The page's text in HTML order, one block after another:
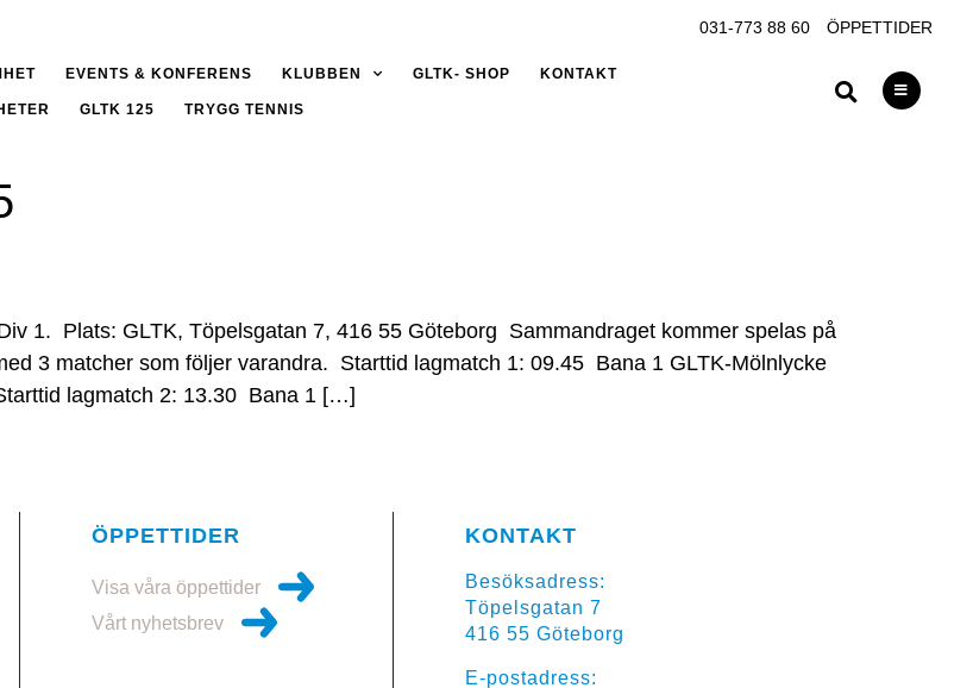
031-773 88 60 ÖPPETTIDER
EVENTS & KONFERENS KLUBBEN GLTK- SHOP KONTAKT
GLTK 125 TRYGG TENNIS
1. Plats: GLTK, Töpelsgatan 7, 416 55 Göteborg Sammandraget kommer spelas på
3 matcher som följer varandra. Starttid lagmatch 1: 09.45 Bana 1 GLTK-Mölnlycke
lagmatch 2: 13.30 Bana 1 […]
ÖPPETTIDER
Visa våra öppettider
Vårt nyhetsbrev
KONTAKT
Besöksadress:
Töpelsgatan 7
416 55 Göteborg
E-postadress: